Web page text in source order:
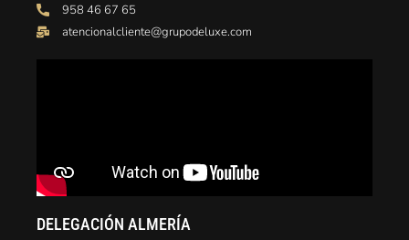
958 46 67 65
atencionalcliente@grupodeluxe.com
DELEGACIÓN ALMERÍA